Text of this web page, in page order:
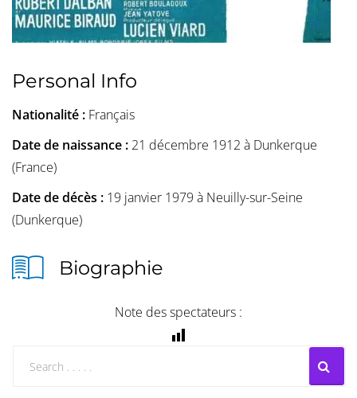
Personal Info
Nationalité : Français
Date de naissance : 21 décembre 1912 à Dunkerque
(France)
Date de décès : 19 janvier 1979 à Neuilly-sur-Seine
(Dunkerque)
Biographie
Note des spectateurs :